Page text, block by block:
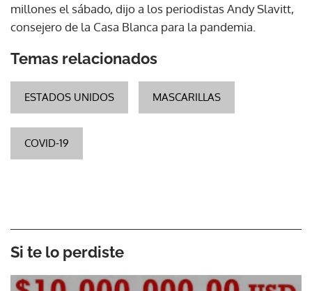
millones el sábado, dijo a los periodistas Andy Slavitt,
consejero de la Casa Blanca para la pandemia.
Temas relacionados
ESTADOS UNIDOS MASCARILLAS
COVID-19
Si te lo perdiste